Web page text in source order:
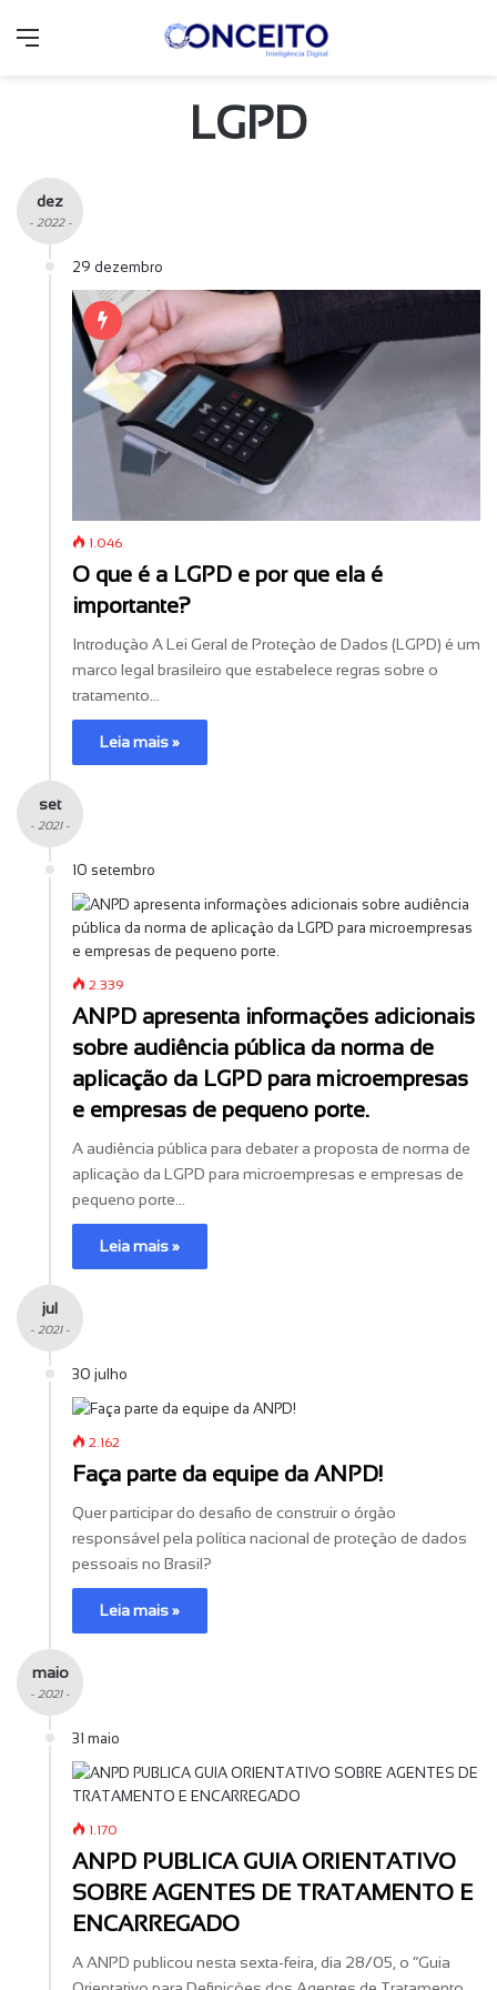
LGPD
dez
- 2022 -
29 dezembro
1.046
O que é a LGPD e por que ela é
importante?
Introdução A Lei Geral de Proteção de Dados (LGPD) é um
marco legal brasileiro que estabelece regras sobre o
tratamento…
Leia mais »
set
- 2021 -
10 setembro
2.339
ANPD apresenta informações adicionais
sobre audiência pública da norma de
aplicação da LGPD para microempresas
e empresas de pequeno porte.
A audiência pública para debater a proposta de norma de
aplicação da LGPD para microempresas e empresas de
pequeno porte…
Leia mais »
jul
- 2021 -
30 julho
2.162
Faça parte da equipe da ANPD!
Quer participar do desafio de construir o órgão
responsável pela política nacional de proteção de dados
pessoais no Brasil?
Leia mais »
maio
- 2021 -
31 maio
1.170
ANPD PUBLICA GUIA ORIENTATIVO
SOBRE AGENTES DE TRATAMENTO E
ENCARREGADO
A ANPD publicou nesta sexta-feira, dia 28/05, o “Guia